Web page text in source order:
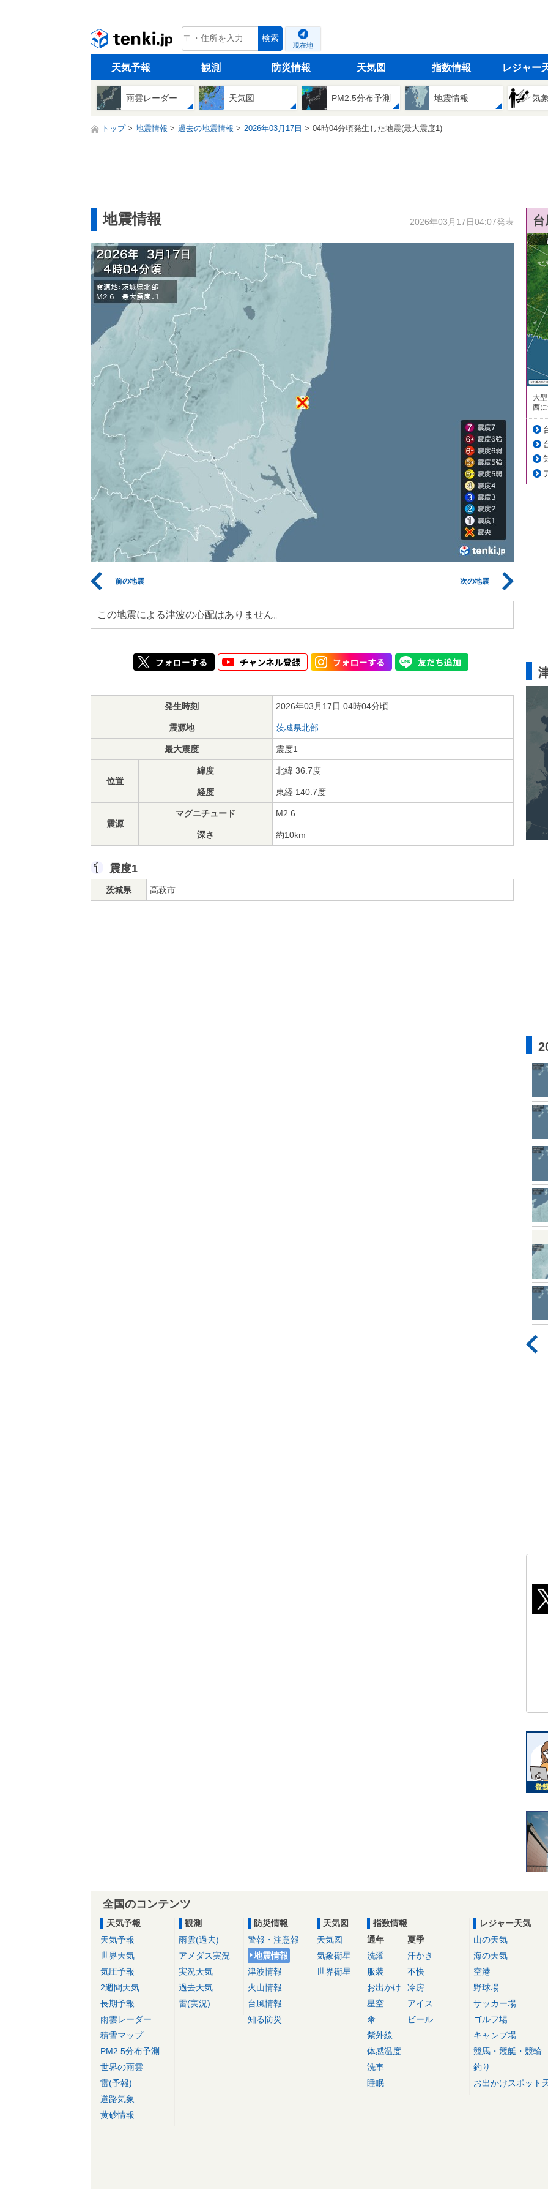
tenki.jp 検索
現在地
天気予報 観測 防災情報 天気図 指数情報 レジャー
雨雲レーダー 天気図 PM2.5分布予測 地震情報 気
トップ 地震情報 過去の地震情報 2026年03月17日 04時04分頃発生した地震(最大震度1)
地震情報 2026年03月17日04:07発表
前の地震 次の地震
この地震による津波の心配はありません。
発生時刻 2026年03月17日 04時04分頃
震源地 茨城県北部
最大震度 震度1
位置
緯度 北緯 36.7度
経度 東経 140.7度
震源
マグニチュード M2.6
深さ 約10km
震度1
茨城県 高萩市
大
西
全国のコンテンツ
天気予報
天気予報
世界天気
気圧予報
2週間天気
長期予報
雨雲レーダー
積雪マップ
PM2.5分布予測
世界の雨雲
雷(予報)
道路気象
黄砂情報
観測
雨雲(過去)
アメダス実況
実況天気
過去天気
雷(実況)
防災情報
警報・注意報
地震情報
津波情報
火山情報
台風情報
知る防災
天気図
天気図
気象衛星
世界衛星
指数情報
通年
洗濯
服装
お出かけ
星空
傘
紫外線
体感温度
洗車
睡眠
夏季
汗かき
不快
冷房
アイス
ビール
レジャー天気
山の天気
海の天気
空港
野球場
サッカー場
ゴルフ場
キャンプ場
競馬・競艇・競輪
釣り
お出かけスポット